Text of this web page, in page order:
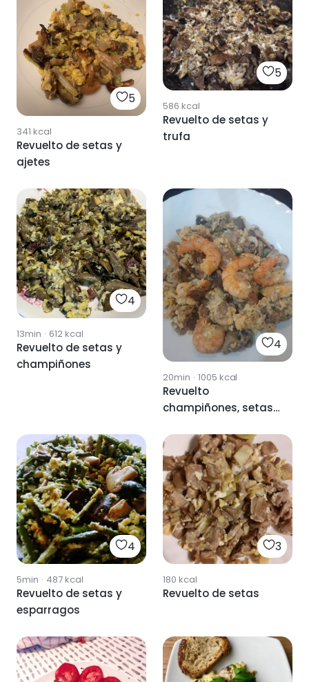
5
341 kcal
Revuelto de setas y
ajetes
5
586 kcal
Revuelto de setas y
trufa
4
13min · 612kcal
Revuelto de setas y
champiñones
4
20min · 1005 kcal
Revuelto
champiñones, setas
4
5min · 487kcal
Revuelto de setas y
esparragos
3
180 kcal
Revuelto de setas